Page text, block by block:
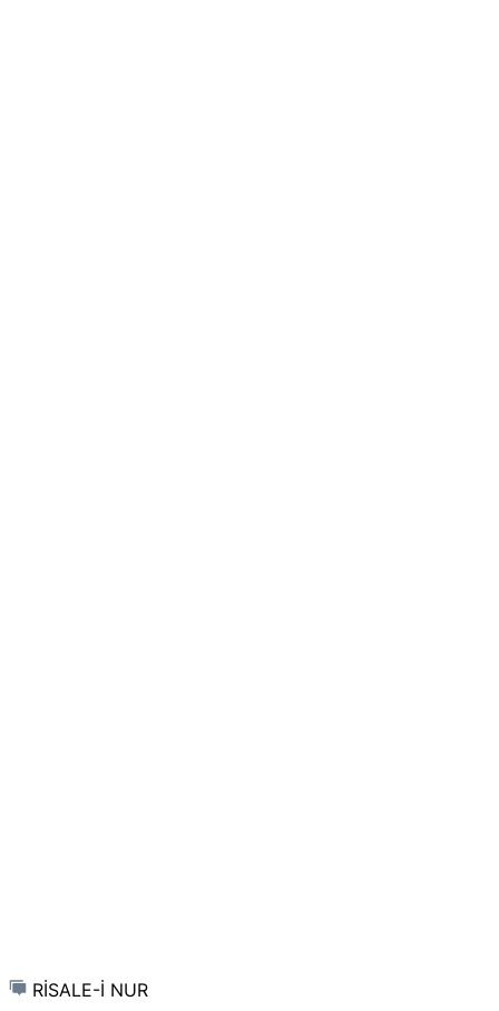
RİSALE-İ NUR